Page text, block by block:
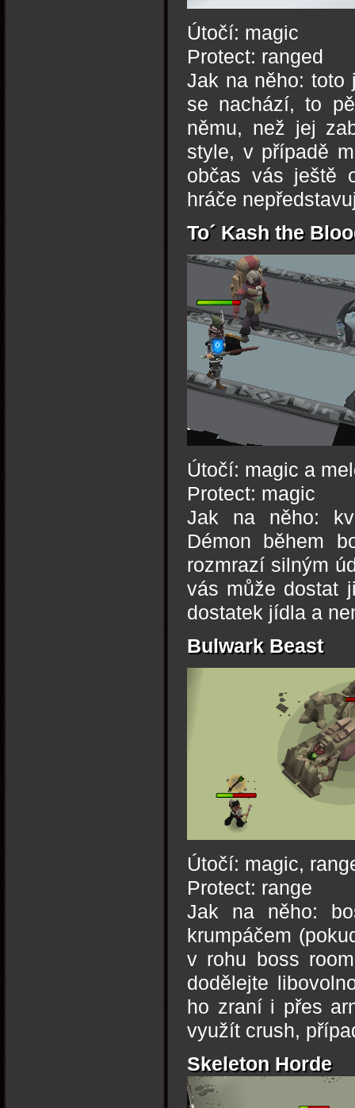
Útočí: magic
Protect: ranged
Jak na něho: toto
se nachází, to
němu, než jej
style, v případě
občas vás ještě
hráče
To´ Kash the
Útočí: magic a
Protect: magic
Jak na něho:
Démon během
rozmrazí silným
vás může dostat
dostatek jídla a
Bulwark Beast
Útočí: magic,
Protect: range
Jak na něho:
krumpáčem
v rohu boss
dodělejte
ho zraní i přes
využít crush,
Skeleton Horde